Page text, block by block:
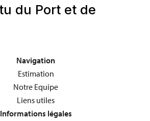
Navigation
Estimation
Notre Equipe
Liens utiles
Informations légales